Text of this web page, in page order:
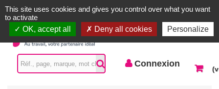
Contactez-nous
Connexion
This site uses cookies and gives you control over what you want
to activate
OK, accept all
Deny all cookies Personalize